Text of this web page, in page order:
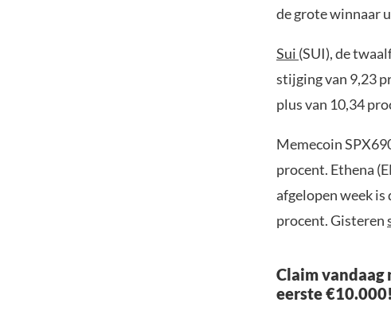
de grote winnaar
Sui (SUI), de
stijging van 9,23
plus van 10,34
Memecoin
procent. Ethena
afgelopen week is
procent. Gisteren
Claim vandaag
eerste €10.000!